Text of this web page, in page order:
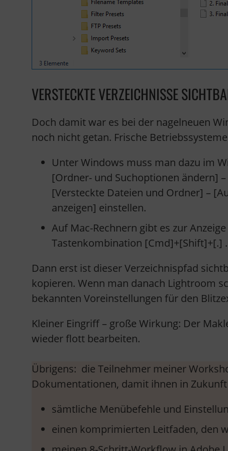
VERSTECKTE VERZEICHNISSE
Doch damit war es bei der nagelneuen
noch nicht getan. Frische
Unter Windows muss man dazu im
[Ordner- und Suchoptionen ändern]
[Versteckte Dateien und Ordner] –
anzeigen] einstellen.
Auf Mac-Rechnern gibt es zur
Tastenkombination [Cmd]+[Shift]+[.] .
Dann erst ist dieser Verzeichnispfad
kopieren. Wenn man danach Lightroom
bekannten Voreinstellungen für den
Kleiner Eingriff – große Wirkung: Der
wieder flott bearbeiten.
Übrigens: die Teilnehmer meiner
Dokumentationen, damit ihnen in
sämtliche Menübefehle und
einen komprimierten Leitfaden, den